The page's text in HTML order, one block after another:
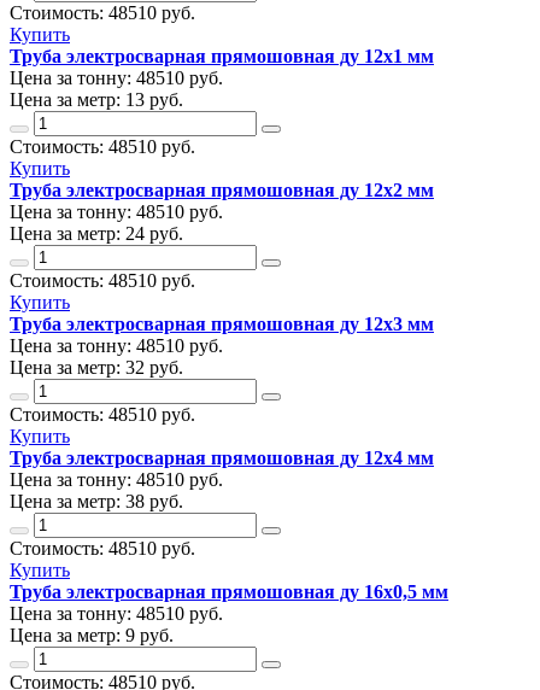
Стоимость: 48510 руб.
Купить
Труба электросварная прямошовная ду 12х1 мм
Цена за тонну: 48510 руб.
Цена за метр: 13 руб.
Стоимость: 48510 руб.
Купить
Труба электросварная прямошовная ду 12х2 мм
Цена за тонну: 48510 руб.
Цена за метр: 24 руб.
Стоимость: 48510 руб.
Купить
Труба электросварная прямошовная ду 12х3 мм
Цена за тонну: 48510 руб.
Цена за метр: 32 руб.
Стоимость: 48510 руб.
Купить
Труба электросварная прямошовная ду 12х4 мм
Цена за тонну: 48510 руб.
Цена за метр: 38 руб.
Стоимость: 48510 руб.
Купить
Труба электросварная прямошовная ду 16х0,5 мм
Цена за тонну: 48510 руб.
Цена за метр: 9 руб.
Стоимость: 48510 руб.